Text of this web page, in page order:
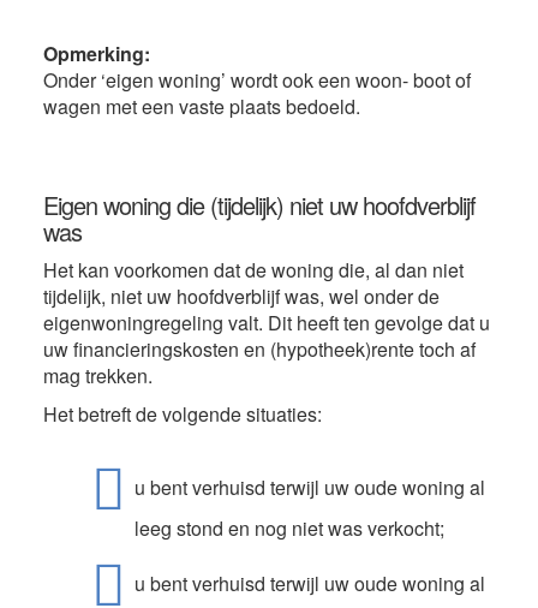
Opmerking:
Onder ‘eigen woning’ wordt ook een woon- boot of
wagen met een vaste plaats bedoeld.
Eigen woning die (tijdelijk) niet uw hoofdverblijf
was
Het kan voorkomen dat de woning die, al dan niet
tijdelijk, niet uw hoofdverblijf was, wel onder de
eigenwoningregeling valt. Dit heeft ten gevolge dat u
uw financieringskosten en (hypotheek)rente toch af
mag trekken.
Het betreft de volgende situaties:
u bent verhuisd terwijl uw oude woning al
leeg stond en nog niet was verkocht;
u bent verhuisd terwijl uw oude woning al